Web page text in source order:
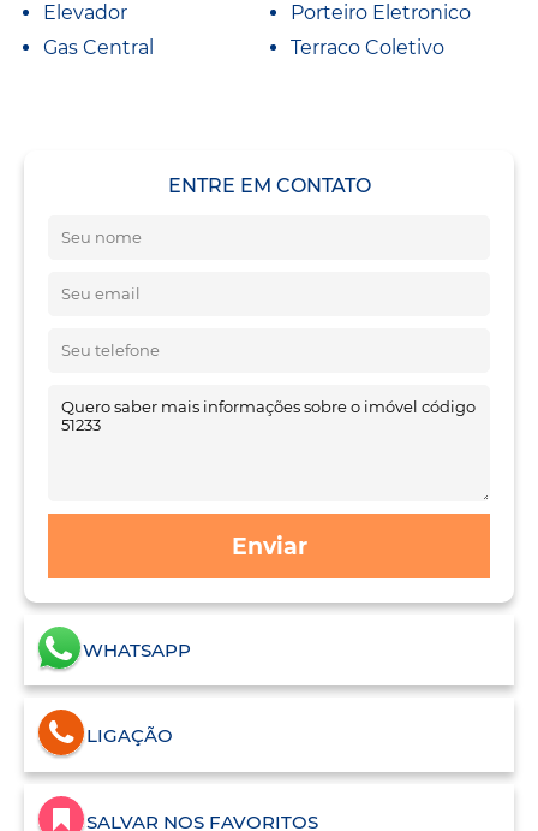
Elevador
Gas Central
Porteiro Eletronico
Terraco Coletivo
ENTRE EM CONTATO
Enviar
WHATSAPP
LIGAÇÃO
SALVAR NOS FAVORITOS